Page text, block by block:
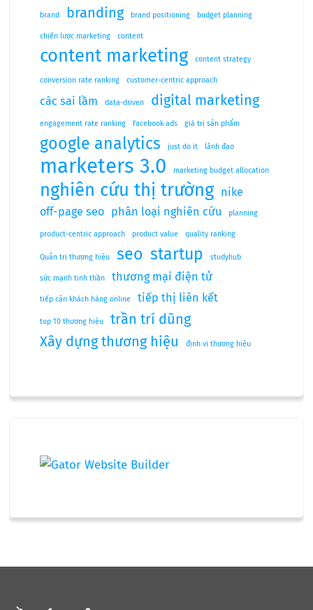
brand branding brand positioning budget planning
chiến lược marketing content
content marketing content strategy
conversion rate ranking customer-centric approach
các sai lầm data-driven digital marketing
engagement rate ranking facebook ads giá trị sản phẩm
google analytics just do it lãnh đạo
marketers 3.0 marketing budget allocation
nghiên cứu thị trường
nike
off-page seo
phân loại nghiên cứu planning
product-centric approach product value quality ranking
Quản trị thương hiệu seo startup studyhub
sức mạnh tinh thần thương mại điện tử
tiếp cận khách hàng online tiếp thị liên kết
top 10 thương hiệu
trần trí dũng
Xây dựng thương hiệu
định vị thương hiệu